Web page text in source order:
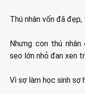
Thú nhân vốn đã
Nhưng con thú
sẹo lớn nhỏ đan xen
Vì sợ làm học sinh sợ